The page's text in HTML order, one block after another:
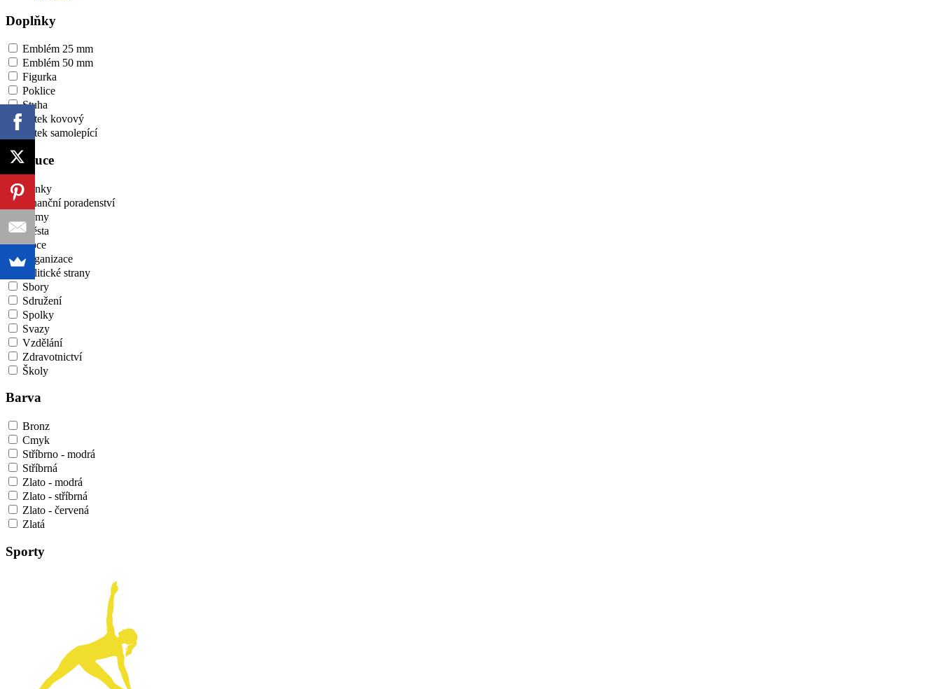
Doplňky
Emblém 25 mm
Emblém 50 mm
Figurka
Poklice
Stuha
Štítek kovový
Štítek samolepící
Instituce
Banky
Finanční poradenství
Firmy
Města
Obce
Organizace
Politické strany
Sbory
Sdružení
Spolky
Svazy
Vzdělání
Zdravotnictví
Školy
Barva
Bronz
Cmyk
Stříbrno - modrá
Stříbrná
Zlato - modrá
Zlato - stříbrná
Zlato - červená
Zlatá
Sporty